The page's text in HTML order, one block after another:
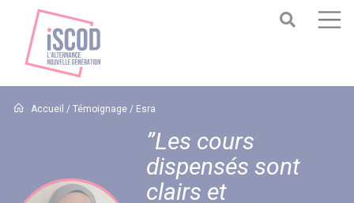
Accueil /Témoignage / Esra
”Les cours
dispensés sont
clairs et